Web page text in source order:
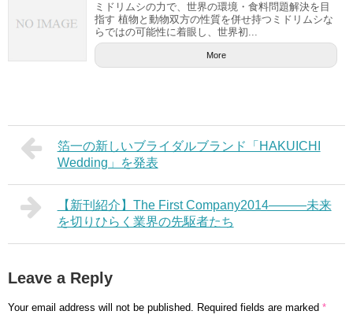
ミドリムシの力で、世界の環境・食料問題解決を目
指す 植物と動物双方の性質を併せ持つミドリムシな
らではの可能性に着眼し、世界初...
More
箔一の新しいブライダルブランド「HAKUICHI
Wedding」を発表
【新刊紹介】The First Company2014―――未来
を切りひらく業界の先駆者たち
Leave a Reply
Your email address will not be published. Required fields are marked *